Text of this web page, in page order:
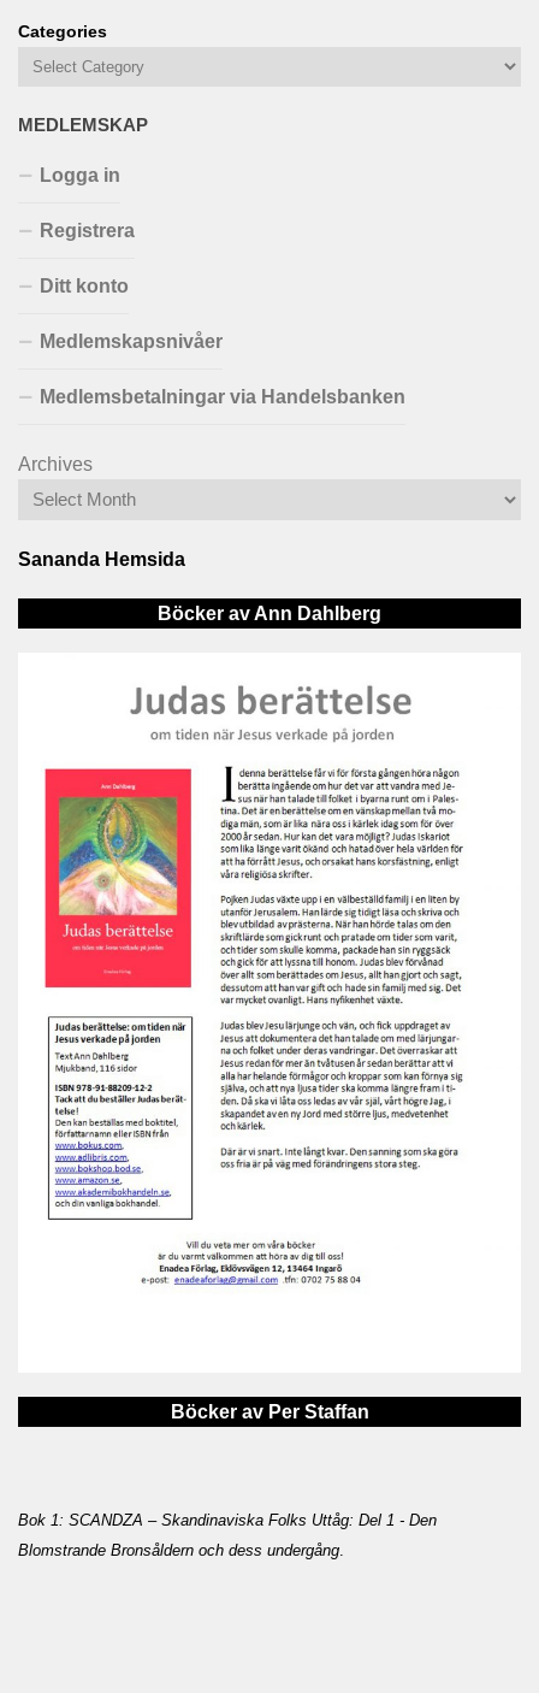
Categories
MEDLEMSKAP
Logga in
Registrera
Ditt konto
Medlemskapsnivåer
Medlemsbetalningar via Handelsbanken
Archives
Sananda Hemsida
Böcker av Ann Dahlberg
Böcker av Per Staffan
Bok 1: SCANDZA – Skandinaviska Folks Uttåg: Del 1 - Den
Blomstrande Bronsåldern och dess undergång